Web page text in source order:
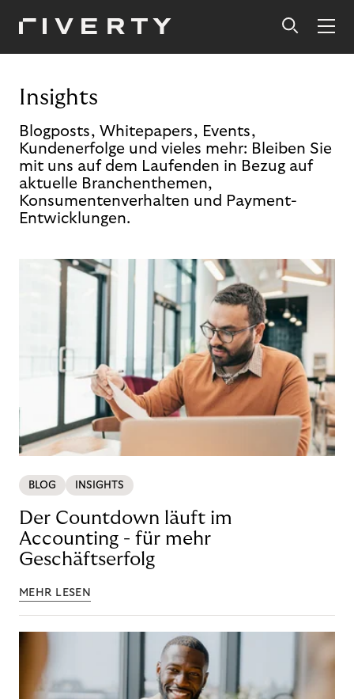
Insights
Blogposts, Whitepapers, Events,
Kundenerfolge und vieles mehr: Bleiben Sie
mit uns auf dem Laufenden in Bezug auf
aktuelle Branchenthemen,
Konsumentenverhalten und Payment-
Entwicklungen.
BLOG INSIGHTS
Der Countdown läuft im
Accounting - für mehr
Geschäftserfolg
MEHR LESEN